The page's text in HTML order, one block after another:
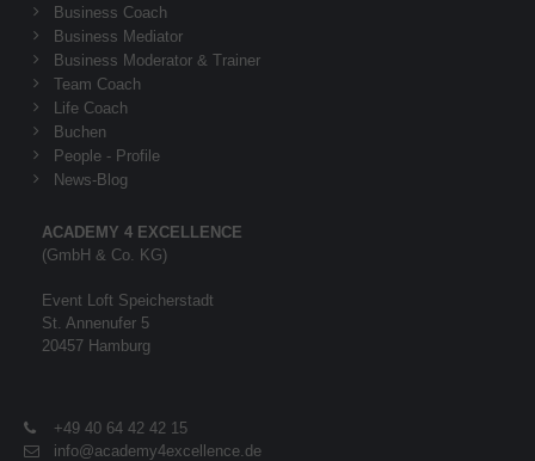
Business Coach
Business Mediator
Business Moderator & Trainer
Team Coach
Life Coach
Buchen
People - Profile
News-Blog
ACADEMY 4 EXCELLENCE
(GmbH & Co. KG)
Event Loft Speicherstadt
St. Annenufer 5
20457 Hamburg
+49 40 64 42 42 15
info@academy4excellence.de